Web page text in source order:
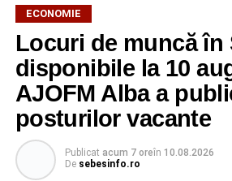
din comuna Săsciori, valabilă la data
Oferta cuprinde posturi din mai
activitate, fiind adresată atât
cât și celor aflate la început de
Cei interesați pot consulta toate
disponibile accesând platforma
selectândAJOFM Alba, apoi
– Locuri de muncă vacante”
ECONOMIE
Locuri de muncă în
disponibile la 10
AJOFM Alba a
posturilor vacante
Publicat acum 7 oreîn 10.08.2026
De sebesinfo.ro